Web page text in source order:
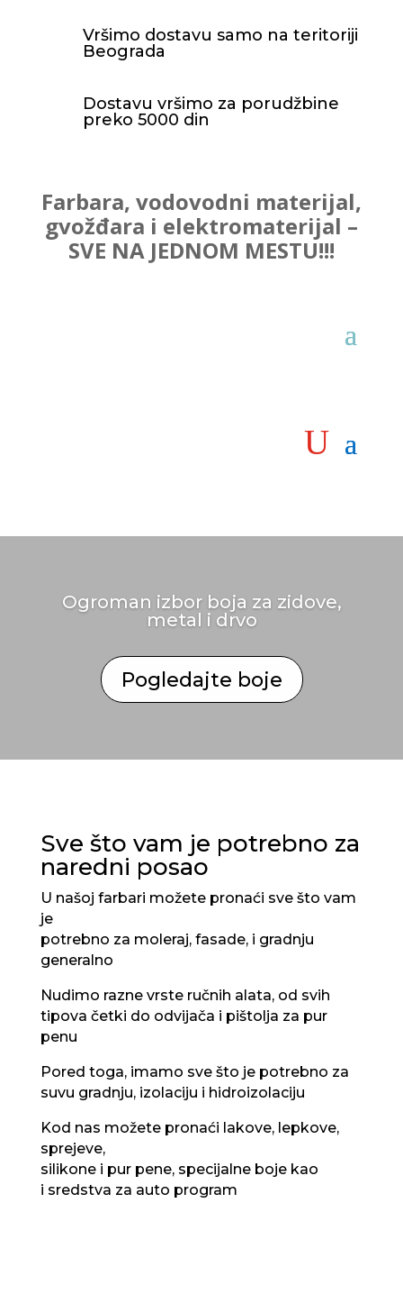
Vršimo dostavu samo na teritoriji
Beograda
Dostavu vršimo za porudžbine
preko 5000 din
Farbara, vodovodni materijal,
gvožđara i elektromaterijal –
SVE NA JEDNOM MESTU!!!
Ogroman izbor boja za zidove,
metal i drvo
Pogledajte boje
Sve što vam je potrebno za
naredni posao
U našoj farbari možete pronaći sve što vam
je
potrebno za moleraj, fasade, i gradnju
generalno
Nudimo razne vrste ručnih alata, od svih
tipova četki do odvijača i pištolja za pur
penu
Pored toga, imamo sve što je potrebno za
suvu gradnju, izolaciju i hidroizolaciju
Kod nas možete pronaći lakove, lepkove,
sprejeve,
silikone i pur pene, specijalne boje kao
i sredstva za auto program